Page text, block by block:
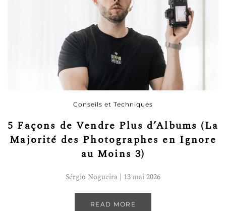
Conseils et Techniques
5 Façons de Vendre Plus d’Albums (La
Majorité des Photographes en Ignore
au Moins 3)
Sérgio Nogueira | 13 mai 2026
READ MORE